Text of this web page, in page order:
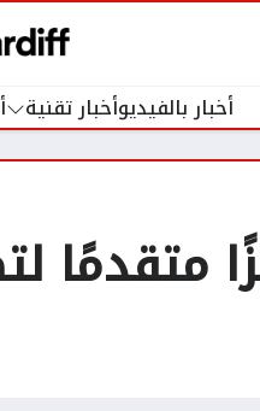
أخبار بالفيديوأخبار تقنية